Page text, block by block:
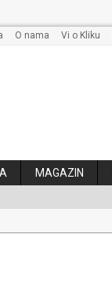
O nama Vi o Kliku
MAGAZIN